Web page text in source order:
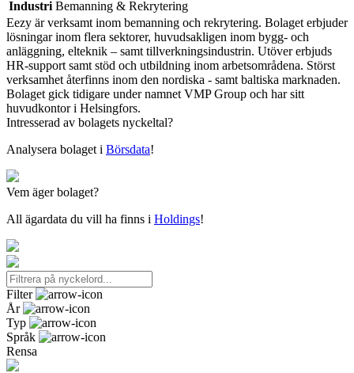
Industri Bemanning & Rekrytering
Eezy är verksamt inom bemanning och rekrytering. Bolaget erbjuder
lösningar inom flera sektorer, huvudsakligen inom bygg- och
anläggning, elteknik – samt tillverkningsindustrin. Utöver erbjuds
HR-support samt stöd och utbildning inom arbetsområdena. Störst
verksamhet återfinns inom den nordiska - samt baltiska marknaden.
Bolaget gick tidigare under namnet VMP Group och har sitt
huvudkontor i Helsingfors.
Intresserad av bolagets nyckeltal?
Analysera bolaget i Börsdata!
Vem äger bolaget?
All ägardata du vill ha finns i Holdings!
Filter
År
Typ
Språk
Rensa